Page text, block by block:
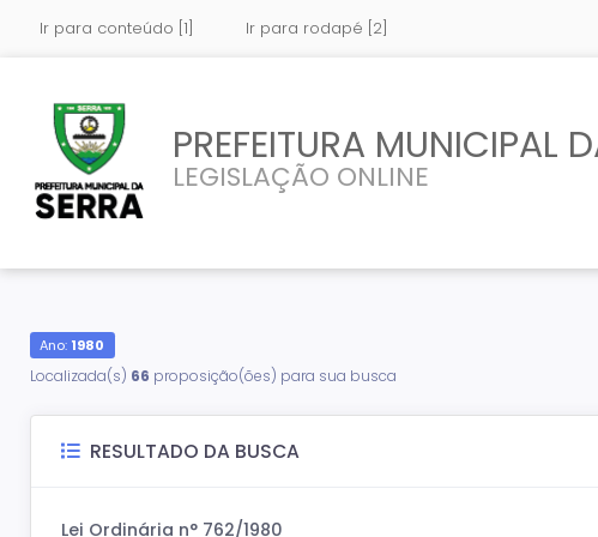
Ir para conteúdo [1] Ir para rodapé [2]
PREFEITURA MUNICIPAL
LEGISLAÇÃO ONLINE
Ano: 1980
Localizada(s) 66 proposição(ões) para sua busca
RESULTADO DA BUSCA
Lei Ordinária n° 762/1980